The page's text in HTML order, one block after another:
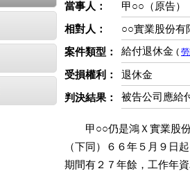
當事人： 甲○○（原告）
相對人： ○○實業股份有
案件類型： 給付退休金 (
受損權利： 退休金
判決結果： 被告公司應給
甲○○仍是鴻Ｘ實業股份
（下同）６６年５月９日
期間有２７年餘，工作年